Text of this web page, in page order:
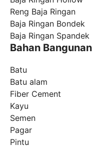
Reng Baja Ringan
Baja Ringan Bondek
Baja Ringan Spandek
Bahan Bangunan
Batu
Batu alam
Fiber Cement
Kayu
Semen
Pagar
Pintu